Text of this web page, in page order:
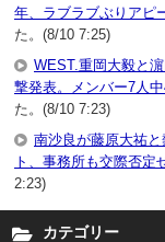
年、ラブラブぶりアピ
た。(8/10 7:25)
WEST.重岡大毅と
撃発表。メンバー7人
た。(8/10 7:23)
南沙良が藤原大祐
ト、事務所も交際否定
2:23)
カテゴリー